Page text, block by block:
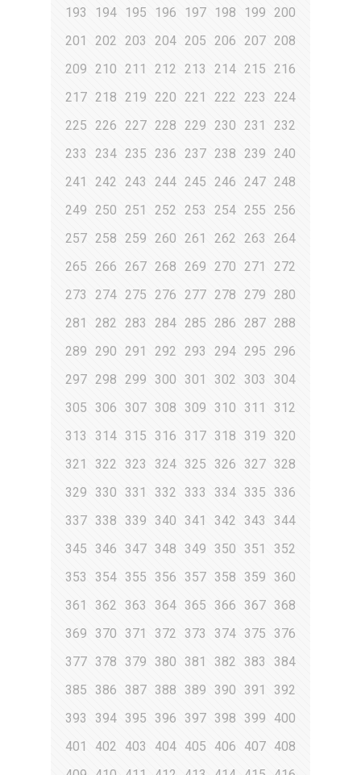
193
194 195 196 197 198 199
200
201
202 203 204 205 206 207 208
209
210 211 212 213 214 215
216
217 218 219 220 221 222 223
224
225
226 227 228 229 230 231
232
233
234 235 236 237 238 239
240
241
242 243 244 245 246 247 248
249
250 251 252 253 254 255
256
257 258 259 260 261 262 263
264
265
266 267 268 269 270 271
272
273
274 275 276 277 278 279
280
281
282 283 284 285 286 287 288
289
290 291 292 293 294 295
296
297 298 299 300 301 302 303
304
305
306 307 308 309 310 311
312
313
314 315 316 317 318 319
320
321
322 323 324 325 326 327 328
329
330 331 332 333 334 335
336
337 338 339 340 341 342 343
344
345
346 347 348 349 350 351
352
353
354 355 356 357 358 359 360
361
362 363 364 365 366 367 368
369
370 371 372 373 374 375 376
377 378 379 380 381 382 383
384
385
386 387 388 389 390 391
392
393
394 395 396 397 398 399
400
401
402 403 404 405 406 407 408